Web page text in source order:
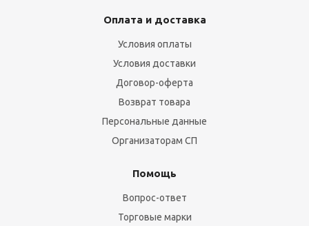
Оплата и доставка
Условия оплаты
Условия доставки
Договор-оферта
Возврат товара
Персональные данные
Организаторам СП
Помощь
Вопрос-ответ
Торговые марки